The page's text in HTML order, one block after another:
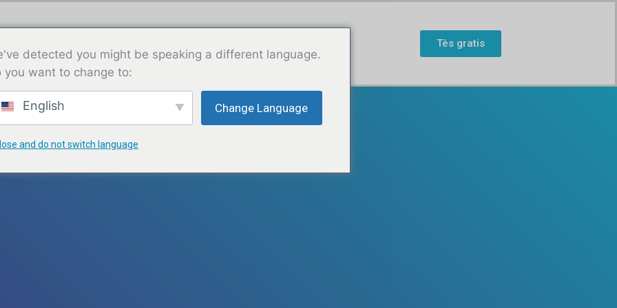
Tès gratis
detected you might be speaking a different language.
you want to change to:
English Change Language
and do not switch language